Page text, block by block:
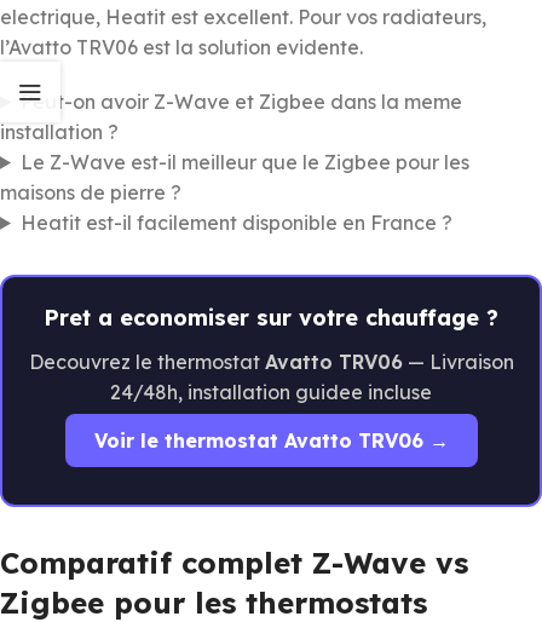
electrique, Heatit est excellent. Pour vos radiateurs,
l’Avatto TRV06 est la solution evidente.
Peut-on avoir Z-Wave et Zigbee dans la meme
installation ?
Le Z-Wave est-il meilleur que le Zigbee pour les
maisons de pierre ?
Heatit est-il facilement disponible en France ?
Pret a economiser sur votre chauffage ?
Decouvrez le thermostat Avatto TRV06— Livraison
24/48h, installation guidee incluse
Voir le thermostat Avatto TRV06 →
Comparatif complet Z-Wave vs
Zigbee pour les thermostats